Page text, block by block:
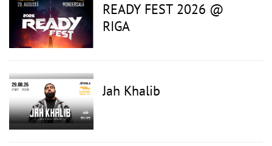
READY FEST 2026 @
RIGA
Jah Khalib